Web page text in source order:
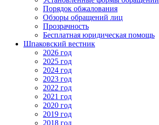
Порядок обжалования
Обзоры обращений лиц
Прозрачность
Бесплатная юридическая помощь
Шпаковский вестник
2026 год
2025 год
2024 год
2023 год
2022 год
2021 год
2020 год
2019 год
2018 год